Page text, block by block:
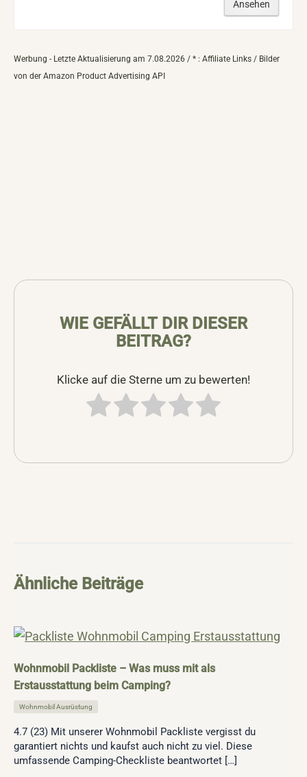
Ansehen
Werbung - Letzte Aktualisierung am 7.08.2026 / * : Affiliate Links / Bilder
von der Amazon Product Advertising API
WIE GEFÄLLT DIR DIESER
BEITRAG?
Klicke auf die Sterne um zu bewerten!
Ähnliche Beiträge
Wohnmobil Packliste – Was muss mit als
Erstausstattung beim Camping?
Wohnmobil Ausrüstung
4.7 (23) Mit unserer Wohnmobil Packliste vergisst du
garantiert nichts und kaufst auch nicht zu viel. Diese
umfassende Camping-Checkliste beantwortet […]